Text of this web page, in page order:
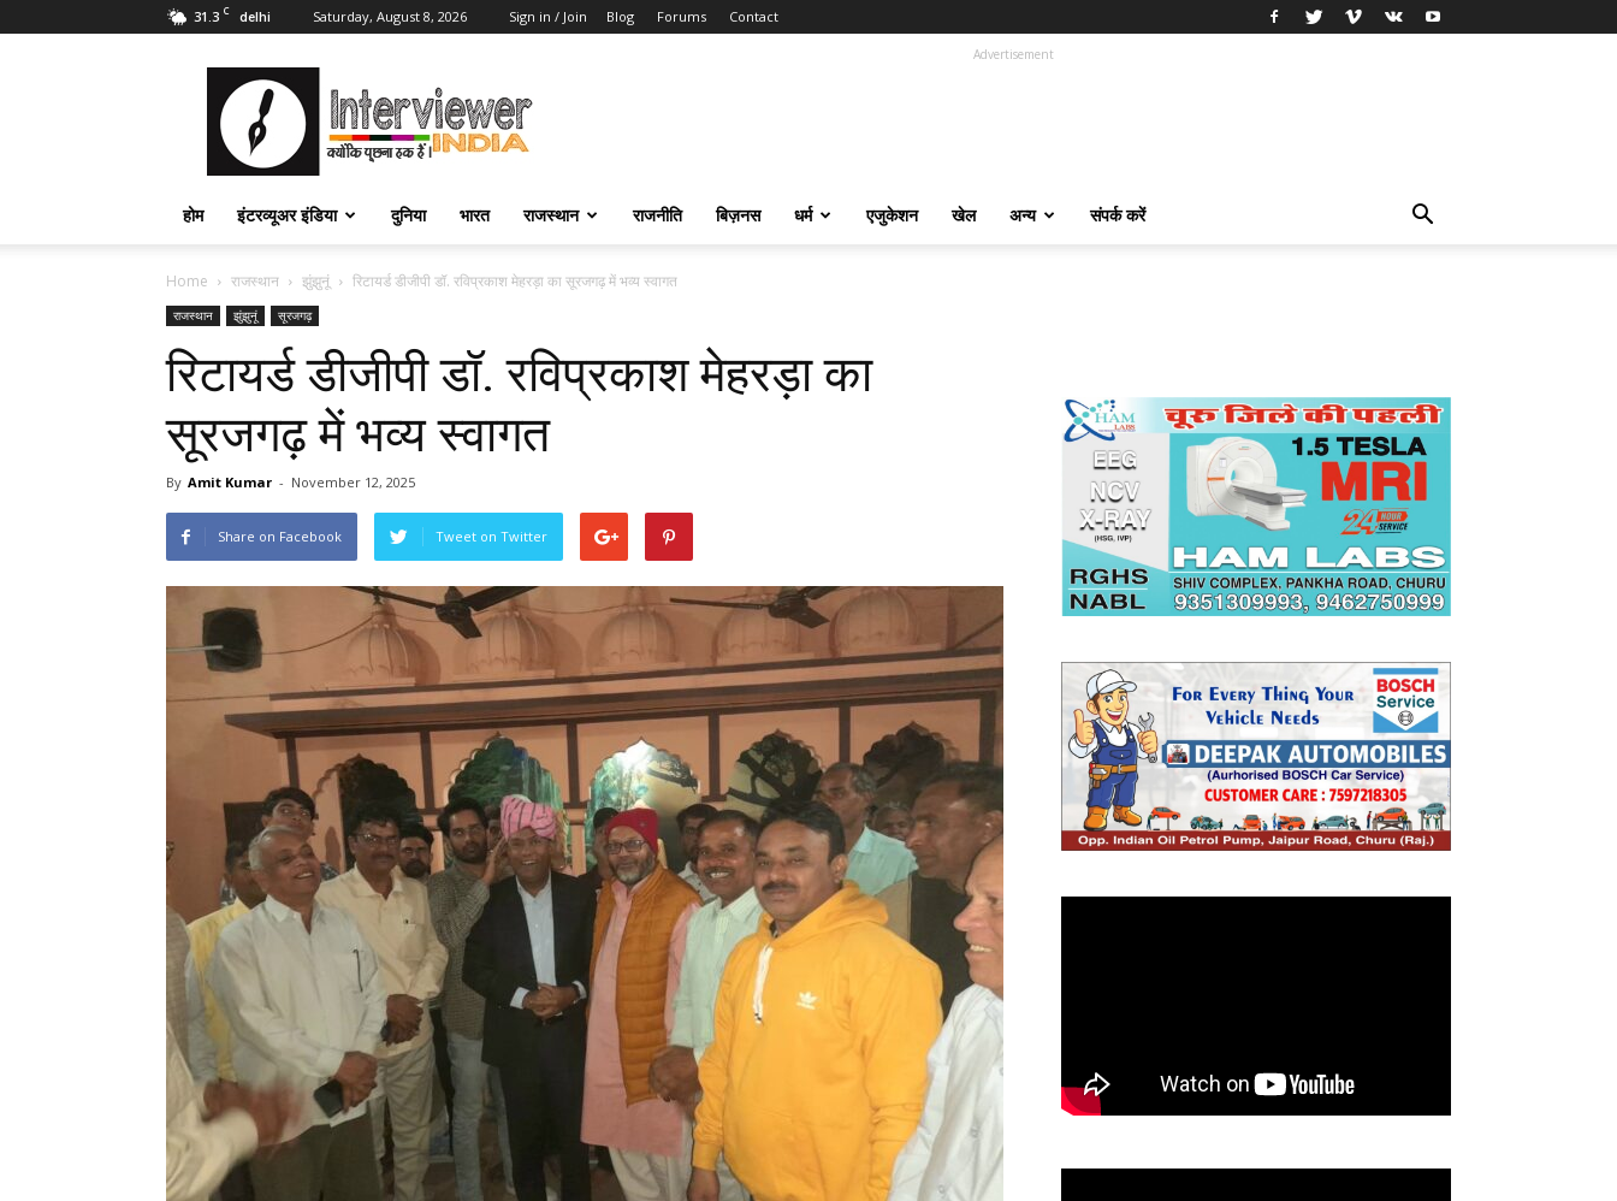
31.3 C delhi Saturday, August 8, 2026 Sign in / Join Blog Forums Contact
Interviewer
India
इंटरव्यूअर
इंडिया
Advertisement
होम इंटरव्यूअर इंडिया दुनिया भारत राजस्थान राजनीति बिज़नस धर्म एजुकेशन खेल अन्य संपर्क करें
Home राजस्थान झुंझुनूं रिटायर्ड डीजीपी डॉ. रविप्रकाश मेहरड़ा का सूरजगढ़ में भव्य स्वागत
राजस्थान झुंझुनूं सूरजगढ़
रिटायर्ड डीजीपी डॉ. रविप्रकाश मेहरड़ा का
सूरजगढ़ में भव्य स्वागत
By Amit Kumar - November 12, 2025
Share on Facebook Tweet on Twitter